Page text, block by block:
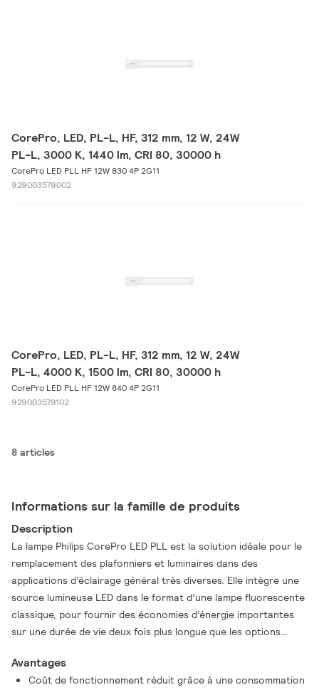
CorePro, LED, PL-L, HF, 312 mm, 12 W, 24W
PL-L, 3000 K, 1440 lm, CRI 80, 30000 h
CorePro LED PLL HF 12W 830 4P 2G11
929003579002
CorePro, LED, PL-L, HF, 312 mm, 12 W, 24W
PL-L, 4000 K, 1500 lm, CRI 80, 30000 h
CorePro LED PLL HF 12W 840 4P 2G11
929003579102
8 articles
Informations sur la famille de produits
Description
La lampe Philips CorePro LED PLL est la solution idéale pour le
remplacement des plafonniers et luminaires dans des
applications d’éclairage général très diverses. Elle intègre une
source lumineuse LED dans le format d’une lampe fluorescente
classique, pour fournir des économies d’énergie importantes
sur une durée de vie deux fois plus longue que les options
Avantages
Coût de fonctionnement réduit grâce à une consommation